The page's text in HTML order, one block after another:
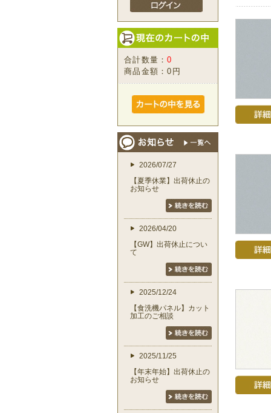
合計数量：0
商品金額：0円
2026/07/27
【夏季休業】出荷休止の
お知らせ
2026/04/20
【GW】出荷休止につい
て
2025/12/24
【食洗機パネル】カット
加工のご相談
2025/11/25
【年末年始】出荷休止の
お知らせ